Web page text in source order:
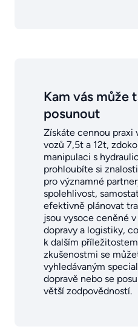
Kam vás může
posunout
Získáte cennou praxi
vozů 7,5t a 12t,
manipulaci s
prohloubíte si
pro významné
spolehlivost,
efektivně plánovat
jsou vysoce ceněné
dopravy a logistiky,
k dalším
zkušenostmi se
vyhledávaným
dopravě nebo se
větší zodpovědností.